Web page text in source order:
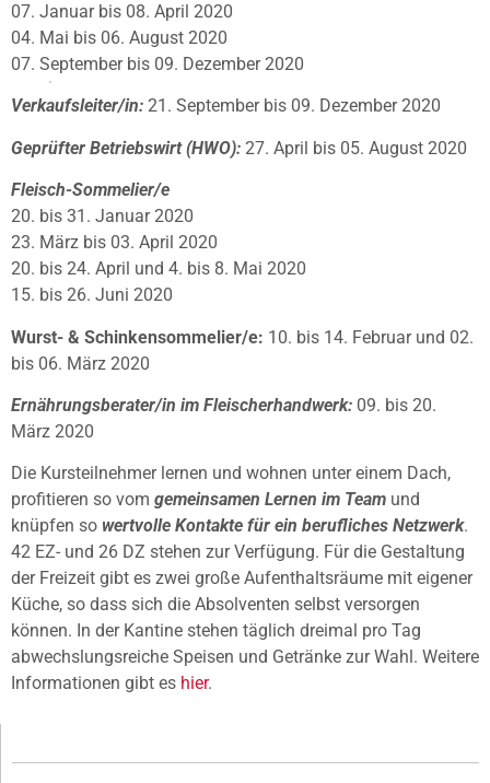
07. Januar bis 08. April 2020
04. Mai bis 06. August 2020
07. September bis 09. Dezember 2020
Verkaufsleiter/in: 21. September bis 09. Dezember 2020
Geprüfter Betriebswirt (HWO): 27. April bis 05. August 2020
Fleisch-Sommelier/e
20. bis 31. Januar 2020
23. März bis 03. April 2020
20. bis 24. April und 4. bis 8. Mai 2020
15. bis 26. Juni 2020
Wurst- & Schinkensommelier/e: 10. bis 14. Februar und 02.
bis 06. März 2020
Ernährungsberater/in im Fleischerhandwerk: 09. bis 20.
März 2020
Die Kursteilnehmer lernen und wohnen unter einem Dach,
profitieren so vom gemeinsamen Lernen im Team und
knüpfen so wertvolle Kontakte für ein berufliches Netzwerk.
42 EZ- und 26 DZ stehen zur Verfügung. Für die Gestaltung
der Freizeit gibt es zwei große Aufenthaltsräume mit eigener
Küche, so dass sich die Absolventen selbst versorgen
können. In der Kantine stehen täglich dreimal pro Tag
abwechslungsreiche Speisen und Getränke zur Wahl. Weitere
Informationen gibt es hier.